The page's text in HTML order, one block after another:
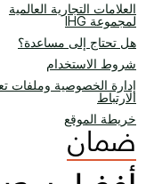
العلامات التجارية العالمية
لمجموعة IHG
هل تحتاج إلى مساعدة؟
شروط الاستخدام
إدارة الخصوصية وملفات
الارتباط
خريطة الموقع